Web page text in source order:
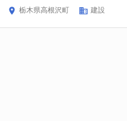
栃木県高根沢町 建設